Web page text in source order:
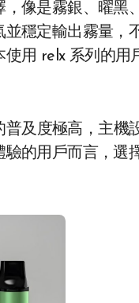
像是霧銀、曜黑
穩定輸出霧量，
用 relx 系列的用
普及度極高，主機
的用戶而言，選